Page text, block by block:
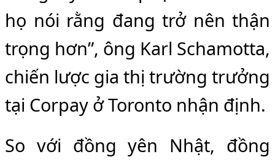
họ nói rằng đang trở nên thận
trọng hơn”, ông Karl Schamotta,
chiến lược gia thị trường trưởng
tại Corpay ở Toronto nhận định.
So với đồng yên Nhật, đồng